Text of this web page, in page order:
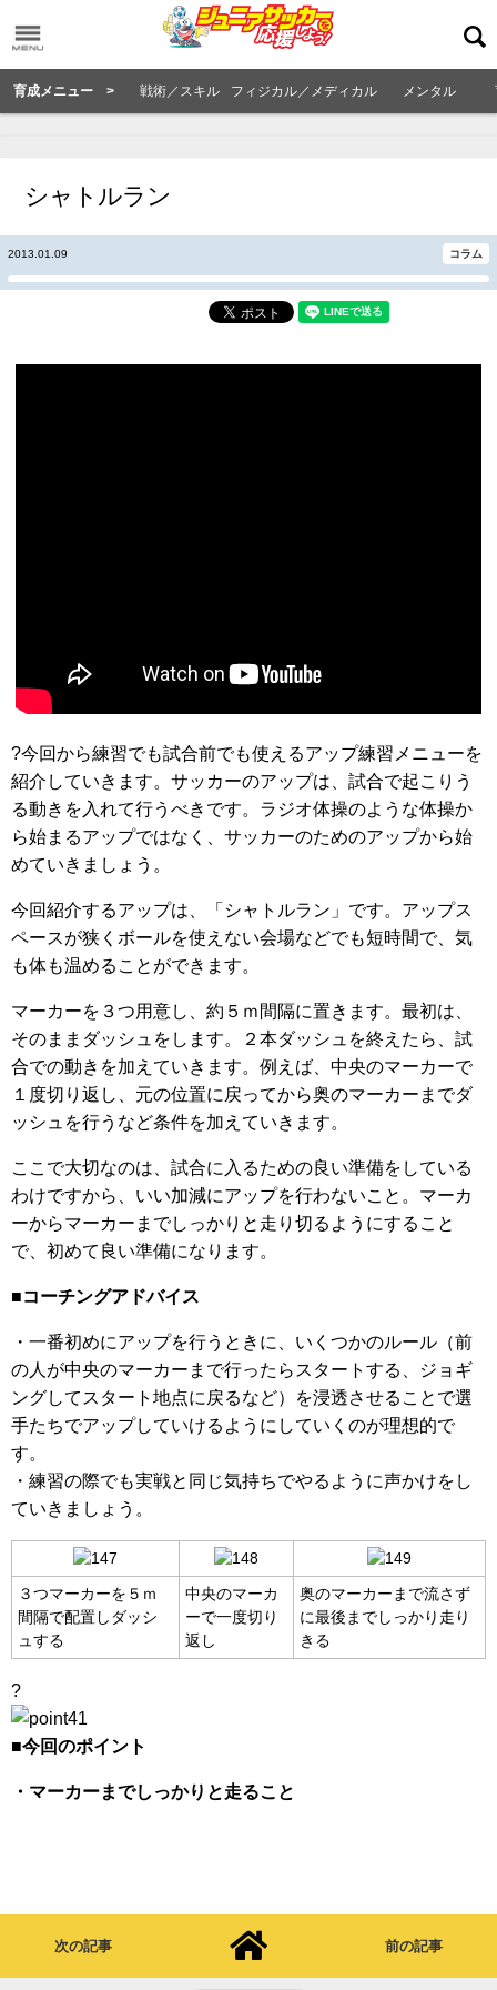
育成メニュー > 戦術／スキル フィジカル／メディカル メンタル
シャトルラン
2013.01.09 コラム
?今回から練習でも試合前でも使えるアップ練習メニューを
紹介していきます。サッカーのアップは、試合で起こりう
る動きを入れて行うべきです。ラジオ体操のような体操か
ら始まるアップではなく、サッカーのためのアップから始
めていきましょう。
今回紹介するアップは、「シャトルラン」です。アップス
ペースが狭くボールを使えない会場などでも短時間で、気
も体も温めることができます。
マーカーを３つ用意し、約５ｍ間隔に置きます。最初は、
そのままダッシュをします。２本ダッシュを終えたら、試
合での動きを加えていきます。例えば、中央のマーカーで
１度切り返し、元の位置に戻ってから奥のマーカーまでダ
ッシュを行うなど条件を加えていきます。
ここで大切なのは、試合に入るための良い準備をしている
わけですから、いい加減にアップを行わないこと。マーカ
ーからマーカーまでしっかりと走り切るようにすること
で、初めて良い準備になります。
■コーチングアドバイス
・一番初めにアップを行うときに、いくつかのルール（前
の人が中央のマーカーまで行ったらスタートする、ジョギ
ングしてスタート地点に戻るなど）を浸透させることで選
手たちでアップしていけるようにしていくのが理想的で
す。
・練習の際でも実戦と同じ気持ちでやるように声かけをし
ていきましょう。
３つマーカーを５ｍ
間隔で配置しダッシ
ュする
中央のマーカ
ーで一度切り
返し
奥のマーカーまで流さず
に最後までしっかり走り
きる
?
■今回のポイント
・マーカーまでしっかりと走ること
次の記事 前の記事